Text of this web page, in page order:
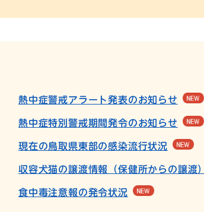
熱中症警戒アラート発表のお知らせ
熱中症特別警戒期間発令のお知らせ
現在の鳥取県東部の感染流行状況
収容犬猫の譲渡情報（保健所からの譲渡）
食中毒注意報の発令状況